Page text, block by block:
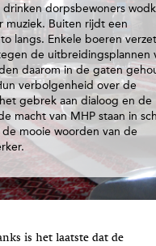
dorpsbewoners
muziek. Buiten rijdt een
langs. Enkele boeren
de uitbreidingsplannen
daarom in de gaten
verbolgenheid over de
gebrek aan dialoog en de
macht van MHP staan in
mooie woorden van de
is het laatste dat de